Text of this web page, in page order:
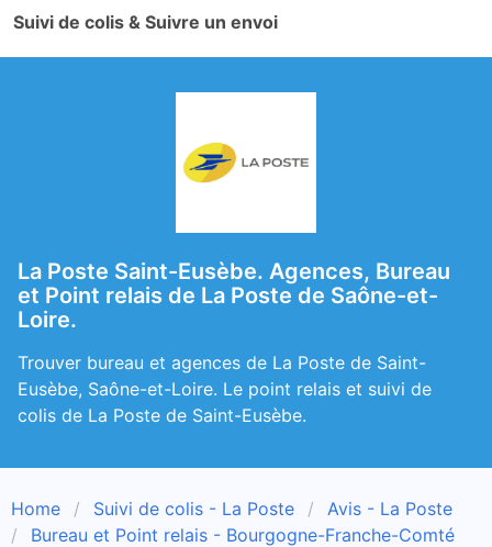
Suivi de colis & Suivre un envoi
La Poste Saint-Eusèbe. Agences, Bureau
et Point relais de La Poste de Saône-et-
Loire.
Trouver bureau et agences de La Poste de Saint-
Eusèbe, Saône-et-Loire. Le point relais et suivi de
colis de La Poste de Saint-Eusèbe.
Home Suivi de colis - La Poste
Avis - La Poste
Bureau et Point relais - Bourgogne-Franche-Comté